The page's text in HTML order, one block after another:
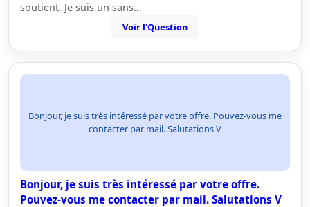
soutient. Je suis un sans…
Voir l'Question
Bonjour, je suis très intéressé par votre offre. Pouvez-vous me
contacter par mail. Salutations V
Bonjour, je suis très intéressé par votre offre.
Pouvez-vous me contacter par mail. Salutations V